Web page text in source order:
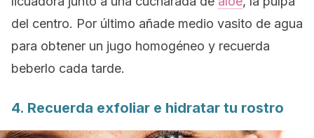
del centro. Por último añade medio vasito de agua
para obtener un jugo homogéneo y recuerda
beberlo cada tarde.
4. Recuerda exfoliar e hidratar tu rostro